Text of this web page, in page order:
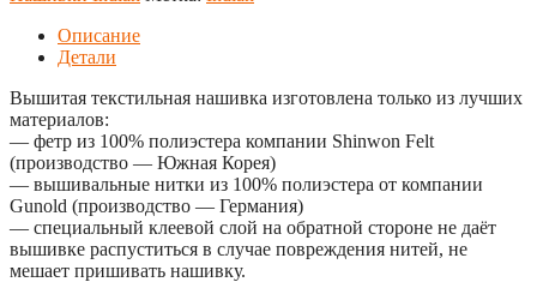
Описание
Детали
Вышитая текстильная нашивка изготовлена только из лучших
материалов:
— фетр из 100% полиэстера компании Shinwon Felt
(производство — Южная Корея)
— вышивальные нитки из 100% полиэстера от компании
Gunold (производство — Германия)
— специальный клеевой слой на обратной стороне не даёт
вышивке распуститься в случае повреждения нитей, не
мешает пришивать нашивку.